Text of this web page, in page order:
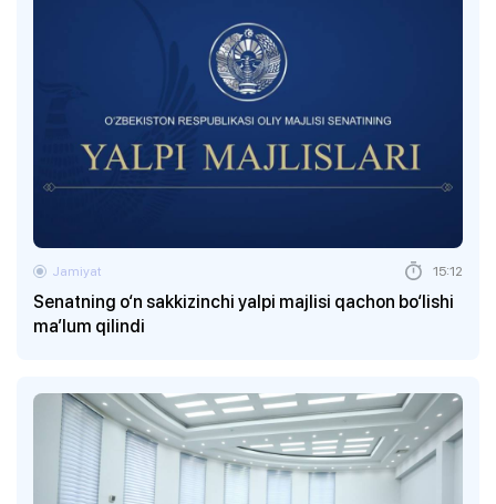
Senatning o‘n sakkizinchi yalpi majlisi qachon bo‘lishi
ma’lum qilindi
Jamiyat 15:12